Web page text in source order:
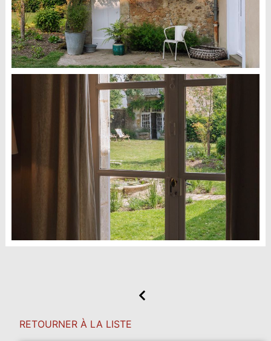
RETOURNER À LA LISTE